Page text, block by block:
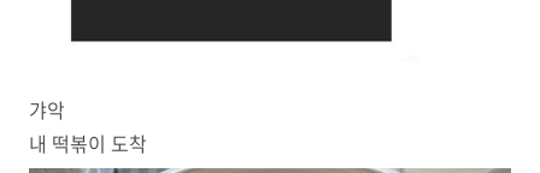
갸악
내 떡볶이 도착